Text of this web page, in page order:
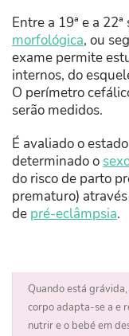
Entre a 19ª e a
morfológica, ou
exame permite
internos, do
O perímetro
serão medidos.
É avaliado o
determinado o
do risco de parto
prematuro)
de pré-eclâmpsia.
Quando está
corpo adapta-se a e
nutrir e o bebé em